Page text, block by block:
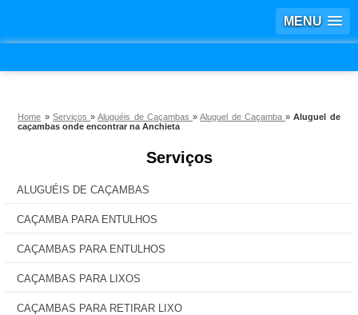
MENU
Home » Serviços»Aluguéis de Caçambas»Aluguel de Caçamba»Aluguel de
caçambas onde encontrar na Anchieta
Serviços
ALUGUÉIS DE CAÇAMBAS
CAÇAMBA PARA ENTULHOS
CAÇAMBAS PARA ENTULHOS
CAÇAMBAS PARA LIXOS
CAÇAMBAS PARA RETIRAR LIXO